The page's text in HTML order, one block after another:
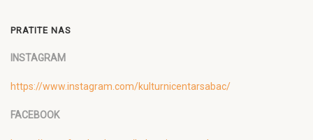
PRATITE NAS
INSTAGRAM
https://www.instagram.com/kulturnicentarsabac/
FACEBOOK